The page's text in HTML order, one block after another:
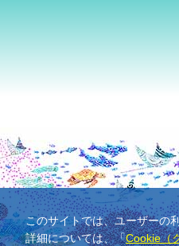
このサイトでは、ユーザーの
詳細については、「Cookie（